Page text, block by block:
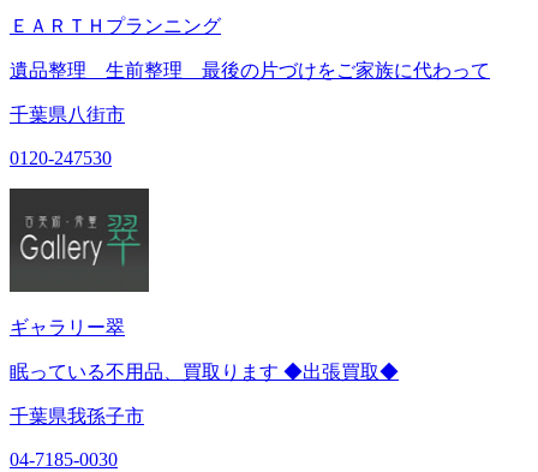
ＥＡＲＴＨプランニング
遺品整理 生前整理 最後の片づけをご家族に代わって
千葉県八街市
0120-247530
ギャラリー翠
眠っている不用品、買取ります ◆出張買取◆
千葉県我孫子市
04-7185-0030